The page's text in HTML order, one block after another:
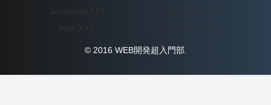
© 2016 WEB開発超入門部.